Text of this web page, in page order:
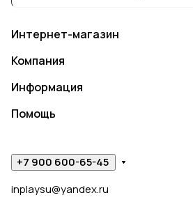
Интернет-магазин
Компания
Информация
Помощь
+7 900 600-65-45
inplaysu@yandex.ru